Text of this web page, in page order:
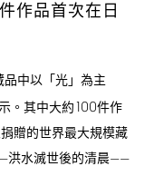
件作品首次在日
品中以「光」為主
。其中大約 100件作
贈的世界最大規模藏
洪水滅世後的清晨——